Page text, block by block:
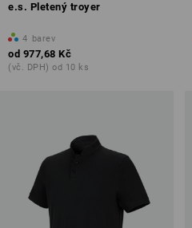
e.s. Pletený troyer
4 barev
od 977,68 Kč
(vč. DPH) od 10 ks